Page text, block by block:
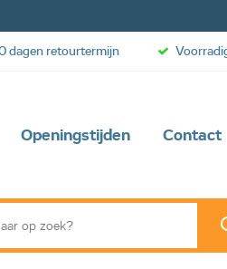
Openingstijden Contact
dagen retourtermijn